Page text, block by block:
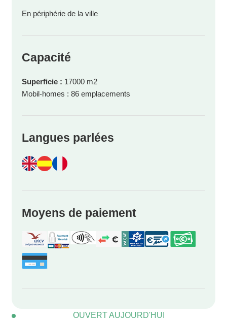
En périphérie de la ville
Capacité
Superficie : 17000 m2
Mobil-homes : 86 emplacements
Langues parlées
Moyens de paiement
OUVERT AUJOURD'HUI